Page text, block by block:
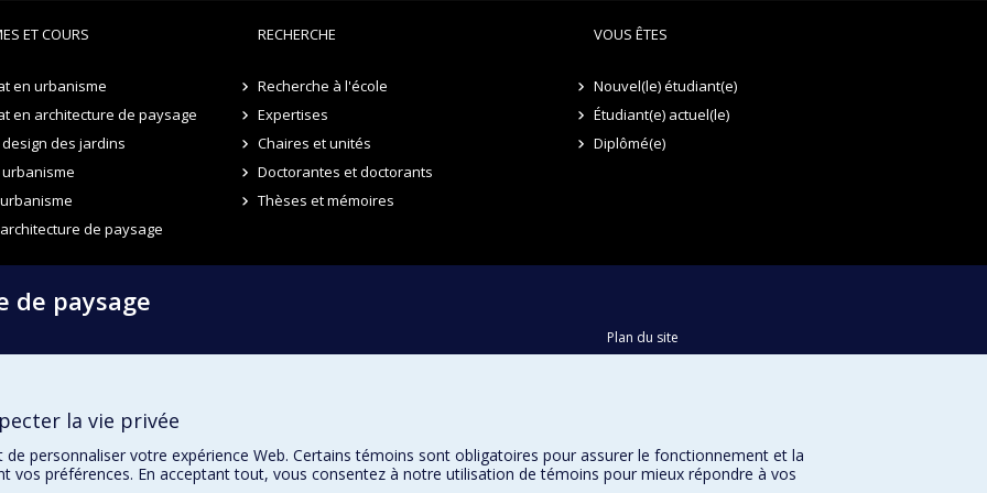
ET COURS
en urbanisme
en architecture de paysage
des jardins
de paysage
RECHERCHE
Recherche à l'école
Expertises
Chaires et unités
Doctorantes et doctorants
Thèses et mémoires
VOUS ÊTES
Nouvel(le) étudiant(e)
Étudiant(e) actuel(le)
Diplômé(e)
de paysage
Plan du site
la vie privée
de personnaliser votre expérience Web. Certains témoins sont obligatoires pour assurer le fonctionnement et la
vos préférences. En acceptant tout, vous consentez à notre utilisation de témoins pour mieux répondre à vos